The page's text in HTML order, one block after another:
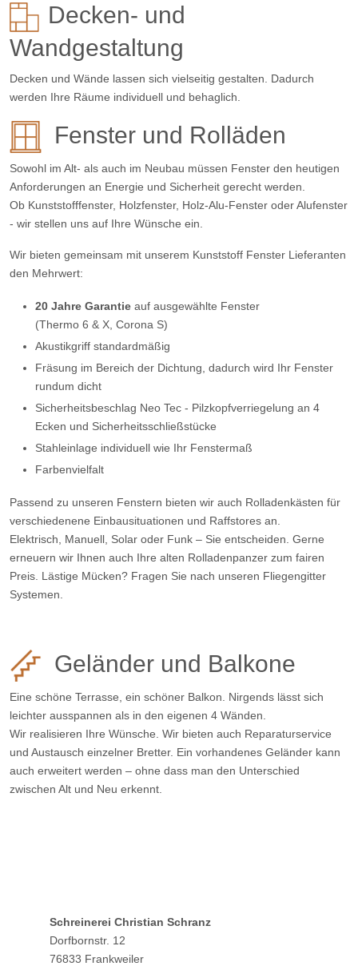
Decken- und
Wandgestaltung
Decken und Wände lassen sich vielseitig gestalten. Dadurch
werden Ihre Räume individuell und behaglich.
Fenster und Rolläden
Sowohl im Alt- als auch im Neubau müssen Fenster den heutigen
Anforderungen an Energie und Sicherheit gerecht werden.
Ob Kunststofffenster, Holzfenster, Holz-Alu-Fenster oder Alufenster
- wir stellen uns auf Ihre Wünsche ein.
Wir bieten gemeinsam mit unserem Kunststoff Fenster Lieferanten
den Mehrwert:
20 Jahre Garantie auf ausgewählte Fenster
(Thermo 6 & X, Corona S)
Akustikgriff standardmäßig
Fräsung im Bereich der Dichtung, dadurch wird Ihr Fenster
rundum dicht
Sicherheitsbeschlag Neo Tec - Pilzkopfverriegelung an 4
Ecken und Sicherheitsschließstücke
Stahleinlage individuell wie Ihr Fenstermaß
Farbenvielfalt
Passend zu unseren Fenstern bieten wir auch Rolladenkästen für
verschiedenene Einbausituationen und Raffstores an.
Elektrisch, Manuell, Solar oder Funk – Sie entscheiden. Gerne
erneuern wir Ihnen auch Ihre alten Rolladenpanzer zum fairen
Preis. Lästige Mücken? Fragen Sie nach unseren Fliegengitter
Systemen.
Geländer und Balkone
Eine schöne Terrasse, ein schöner Balkon. Nirgends lässt sich
leichter ausspannen als in den eigenen 4 Wänden.
Wir realisieren Ihre Wünsche. Wir bieten auch Reparaturservice
und Austausch einzelner Bretter. Ein vorhandenes Geländer kann
auch erweitert werden – ohne dass man den Unterschied
zwischen Alt und Neu erkennt.
Schreinerei Christian Schranz
Dorfbornstr. 12
76833 Frankweiler